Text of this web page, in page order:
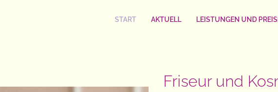
START AKTUELL LEISTUNGEN UND
Friseur und